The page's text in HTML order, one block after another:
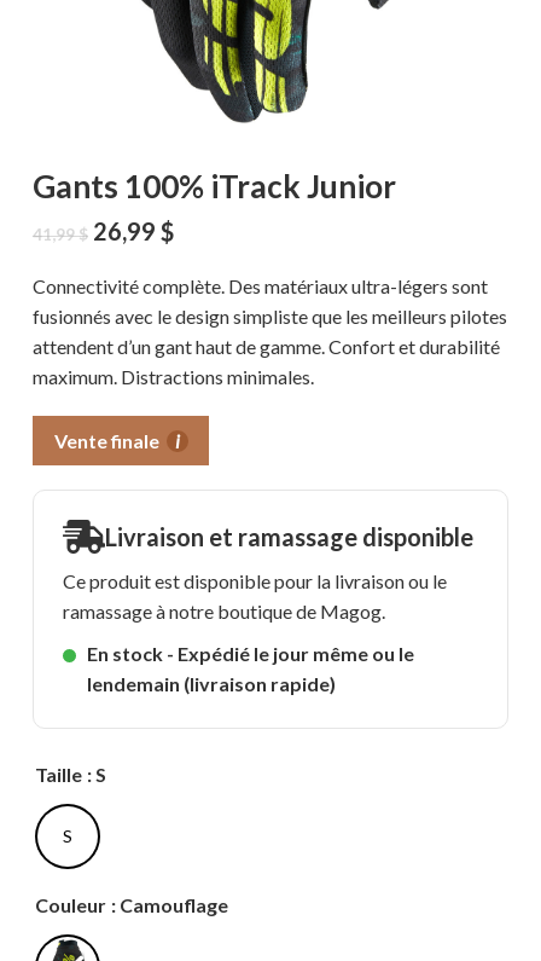
Gants 100% iTrack Junior
41,99$ Le
prix
initial
était :
41,99 $.
26,99 $Le
actuel
est :
26,99 $.
Connectivité complète. Des matériaux ultra-légers sont
fusionnés avec le design simpliste que les meilleurs pilotes
attendent d’un gant haut de gamme. Confort et durabilité
maximum. Distractions minimales.
Vente finale i
Livraison et ramassage disponible
Ce produit est disponible pour la livraison ou le
ramassage à notre boutique de Magog.
En stock - Expédié le jour même ou le
lendemain (livraison rapide)
Taille : S
S
Couleur : Camouflage